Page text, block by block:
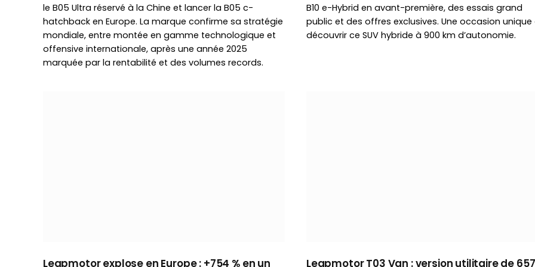
le B05 Ultra réservé à la Chine et lancer la B05 c-
hatchback en Europe. La marque confirme sa stratégie
mondiale, entre montée en gamme technologique et
offensive internationale, après une année 2025
marquée par la rentabilité et des volumes records.
B10 e-Hybrid en avant-première, des essais grand
public et des offres exclusives. Une occasion unique
découvrir ce SUV hybride à 900 km d’autonomie.
Leapmotor explose en Europe : +754 % en un Leapmotor T03 Van : version utilitaire de 657